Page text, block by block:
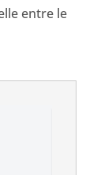
entre le